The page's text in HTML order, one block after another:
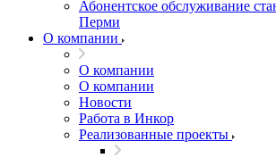
Абонентское обслуживание
Перми
О компании
О компании
О компании
Новости
Работа в Инкор
Реализованные проекты